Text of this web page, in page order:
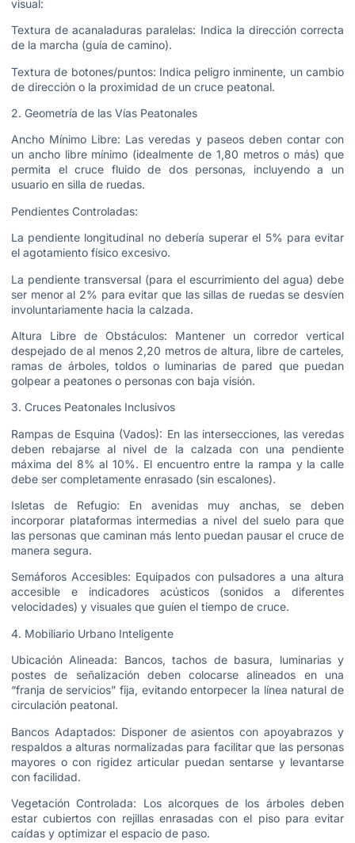
visual:
Textura de acanaladuras paralelas: Indica la dirección correcta
de la marcha (guía de camino).
Textura de botones/puntos: Indica peligro inminente, un cambio
de dirección o la proximidad de un cruce peatonal.
2. Geometría de las Vías Peatonales
Ancho Mínimo Libre: Las veredas y paseos deben contar con
un ancho libre mínimo (idealmente de 1,80 metros o más) que
permita el cruce fluido de dos personas, incluyendo a un
usuario en silla de ruedas.
Pendientes Controladas:
La pendiente longitudinal no debería superar el 5% para evitar
el agotamiento físico excesivo.
La pendiente transversal (para el escurrimiento del agua) debe
ser menor al 2% para evitar que las sillas de ruedas se desvíen
involuntariamente hacia la calzada.
Altura Libre de Obstáculos: Mantener un corredor vertical
despejado de al menos 2,20 metros de altura, libre de carteles,
ramas de árboles, toldos o luminarias de pared que puedan
golpear a peatones o personas con baja visión.
3. Cruces Peatonales Inclusivos
Rampas de Esquina (Vados): En las intersecciones, las veredas
deben rebajarse al nivel de la calzada con una pendiente
máxima del 8% al 10%. El encuentro entre la rampa y la calle
debe ser completamente enrasado (sin escalones).
Isletas de Refugio: En avenidas muy anchas, se deben
incorporar plataformas intermedias a nivel del suelo para que
las personas que caminan más lento puedan pausar el cruce de
manera segura.
Semáforos Accesibles: Equipados con pulsadores a una altura
accesible e indicadores acústicos (sonidos a diferentes
velocidades) y visuales que guíen el tiempo de cruce.
4. Mobiliario Urbano Inteligente
Ubicación Alineada: Bancos, tachos de basura, luminarias y
postes de señalización deben colocarse alineados en una
“franja de servicios” fija, evitando entorpecer la línea natural de
circulación peatonal.
Bancos Adaptados: Disponer de asientos con apoyabrazos y
respaldos a alturas normalizadas para facilitar que las personas
mayores o con rigidez articular puedan sentarse y levantarse
con facilidad.
Vegetación Controlada: Los alcorques de los árboles deben
estar cubiertos con rejillas enrasadas con el piso para evitar
caídas y optimizar el espacio de paso.